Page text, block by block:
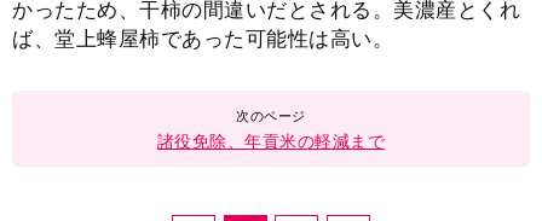
かったため、干柿の間違いだとされる。美濃産とくれ
ば、堂上蜂屋柿であった可能性は高い。
諸役免除、年貢米の軽減まで